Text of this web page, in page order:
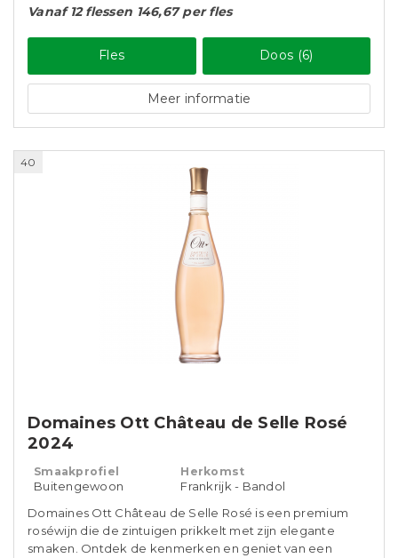
Vanaf 12 flessen 146,67 per fles
Fles Doos (6)
Meer informatie
40
Domaines Ott Château de Selle Rosé
2024
Smaakprofiel
Buitengewoon
Herkomst
Frankrijk - Bandol
Domaines Ott Château de Selle Rosé is een premium
roséwijn die de zintuigen prikkelt met zijn elegante
smaken. Ontdek de kenmerken en geniet van een